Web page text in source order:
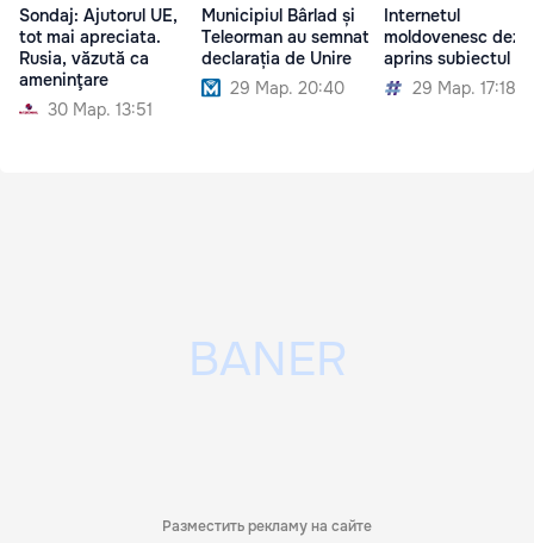
Sondaj: Ajutorul UE,
tot mai apreciata.
Rusia, văzută ca
ameninţare
30 Мар. 13:51
Municipiul Bârlad și
Teleorman au semnat
declarația de Unire
29 Мар. 20:40
Internetul
moldovenesc
aprins subiectul
29 Мар. 17:18
Разместить рекламу на сайте